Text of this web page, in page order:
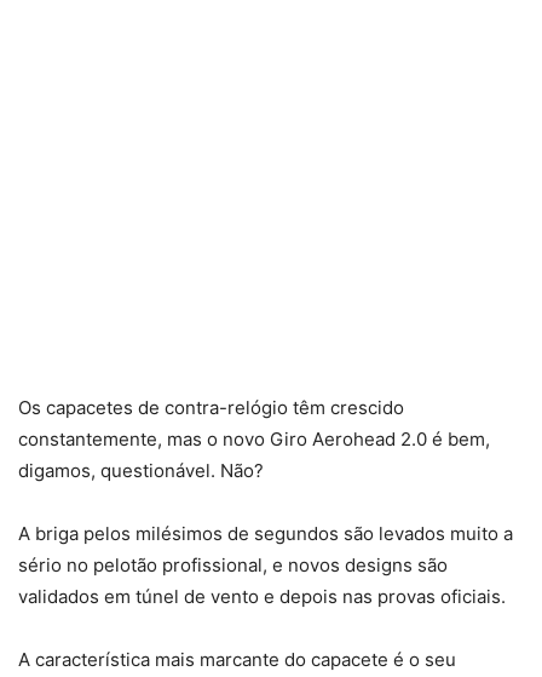
Os capacetes de contra-relógio têm crescido
constantemente, mas o novo Giro Aerohead 2.0 é bem,
digamos, questionável. Não?
A briga pelos milésimos de segundos são levados muito a
sério no pelotão profissional, e novos designs são
validados em túnel de vento e depois nas provas oficiais.
A característica mais marcante do capacete é o seu